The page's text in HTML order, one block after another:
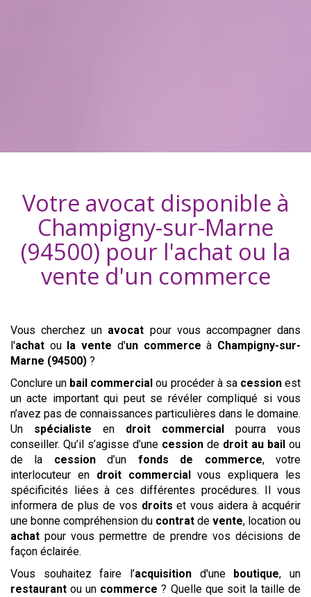
Votre avocat disponible à
Champigny-sur-Marne
(94500)pour l'achat ou la
vente d'un commerce
Vous cherchez un avocat pour vous accompagner dans
l'achat ou la vente d'un commerce à Champigny-sur-
Marne (94500) ?
Conclure un bail commercial ou procéder à sa cessionest
un acte important qui peut se révéler compliqué si vous
n’avez pas de connaissances particulières dans le domaine.
Un spécialiste en droit commercial
pourra vous
conseiller. Qu’il s’agisse d’une cession de droit au bail ou
de la cessiond’un fonds de commerce, votre
interlocuteur en droit commercial
vous expliquera les
spécificités liées à ces différentes procédures. Il vous
informera de plus de vos droits et vous aidera à acquérir
une bonne compréhension du contrat de vente, location ou
achat pour vous permettre de prendre vos décisions de
façon éclairée.
Vous souhaitez faire l’acquisition d'une boutique, un
restaurant ou un commerce ? Quelle que soit la taille de